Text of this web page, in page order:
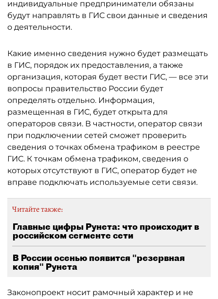
индивидуальные предприниматели обязаны
будут направлять в ГИС свои данные и сведения
о деятельности.
Какие именно сведения нужно будет размещать
в ГИС, порядок их предоставления, а также
организация, которая будет вести ГИС, — все эти
вопросы правительство России будет
определять отдельно. Информация,
размещенная в ГИС, будет открыта для
операторов связи. В частности, оператор связи
при подключении сетей сможет проверить
сведения о точках обмена трафиком в реестре
ГИС. К точкам обмена трафиком, сведения о
которых отсутствуют в ГИС, оператор будет не
вправе подключать используемые сети связи.
Читайте также:
Главные цифры Рунета: что происходит в
российском сегменте сети
В России осенью появится "резервная
копия" Рунета
Законопроект носит рамочный характер и не